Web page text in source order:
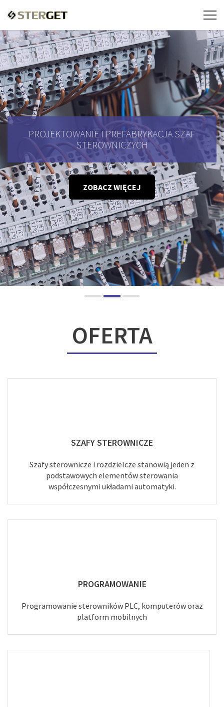
PROJEKTOWANIE I PREFABRYKACJA SZAF
STEROWNICZYCH
ZOBACZ WIĘCEJ
OFERTA
SZAFY STEROWNICZE
Szafy sterownicze i rozdzielcze stanowią jeden z
podstawowych elementów sterowania
współczesnymi układami automatyki.
PROGRAMOWANIE
Programowanie sterowników PLC, komputerów oraz
platform mobilnych